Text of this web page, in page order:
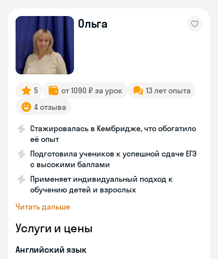
Ольга
5 от 1090 ₽ за урок
13 лет опыта
4 отзыва
Стажировалась в Кембридже, что обогатило
её опыт
Подготовила учеников к успешной сдаче ЕГЭ
с высокими баллами
Применяет индивидуальный подход к
обучению детей и взрослых
Читать дальше
Услуги и цены
Английский язык